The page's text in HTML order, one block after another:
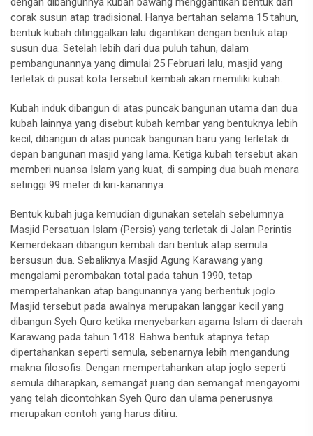
corak susun atap tradisional. Hanya bertahan selama 15 tahun,
bentuk kubah ditinggalkan lalu digantikan dengan bentuk atap
susun dua. Setelah lebih dari dua puluh tahun, dalam
pembangunannya yang dimulai 25 Februari lalu, masjid yang
terletak di pusat kota tersebut kembali akan memiliki kubah.
Kubah induk dibangun di atas puncak bangunan utama dan dua
kubah lainnya yang disebut kubah kembar yang bentuknya lebih
kecil, dibangun di atas puncak bangunan baru yang terletak di
depan bangunan masjid yang lama. Ketiga kubah tersebut akan
memberi nuansa Islam yang kuat, di samping dua buah menara
setinggi 99 meter di kiri-kanannya.
Bentuk kubah juga kemudian digunakan setelah sebelumnya
Masjid Persatuan Islam (Persis) yang terletak di Jalan Perintis
Kemerdekaan dibangun kembali dari bentuk atap semula
bersusun dua. Sebaliknya Masjid Agung Karawang yang
mengalami perombakan total pada tahun 1990, tetap
mempertahankan atap bangunannya yang berbentuk joglo.
Masjid tersebut pada awalnya merupakan langgar kecil yang
dibangun Syeh Quro ketika menyebarkan agama Islam di daerah
Karawang pada tahun 1418. Bahwa bentuk atapnya tetap
dipertahankan seperti semula, sebenarnya lebih mengandung
makna filosofis. Dengan mempertahankan atap joglo seperti
semula diharapkan, semangat juang dan semangat mengayomi
yang telah dicontohkan Syeh Quro dan ulama penerusnya
merupakan contoh yang harus ditiru.